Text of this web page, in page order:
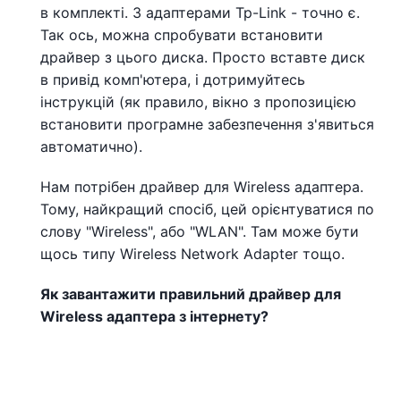
в комплекті. З адаптерами Tp-Link - точно є.
Так ось, можна спробувати встановити
драйвер з цього диска. Просто вставте диск
в привід комп'ютера, і дотримуйтесь
інструкцій (як правило, вікно з пропозицією
встановити програмне забезпечення з'явиться
автоматично).
Нам потрібен драйвер для Wireless адаптера.
Тому, найкращий спосіб, цей орієнтуватися по
слову "Wireless", або "WLAN". Там може бути
щось типу Wireless Network Adapter тощо.
Як завантажити правильний драйвер для
Wireless адаптера з інтернету?